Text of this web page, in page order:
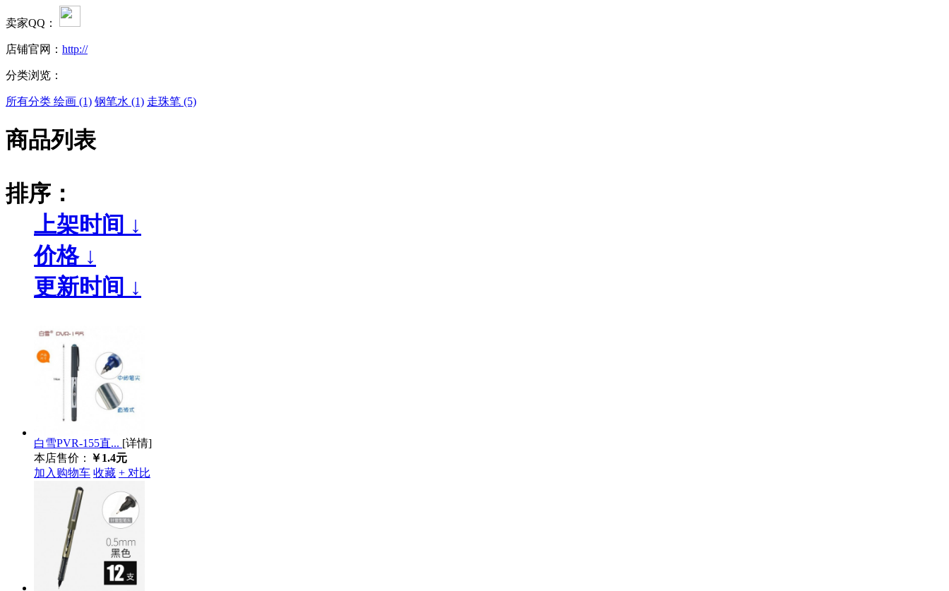
卖家QQ：
店铺官网： http://
分类浏览：
所有分类 绘画 (1) 钢笔水 (1) 走珠笔 (5)
商品列表
排序：
上架时间 ↓
价格 ↓
更新时间 ↓
白雪PVR-155直... [详情]
本店售价： ￥1.4元
加入购物车 收藏 + 对比